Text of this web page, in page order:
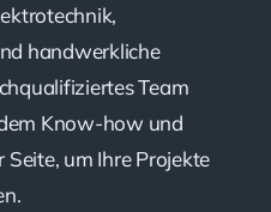
handwerkliche
Team
Know-how und
um Ihre Projekte